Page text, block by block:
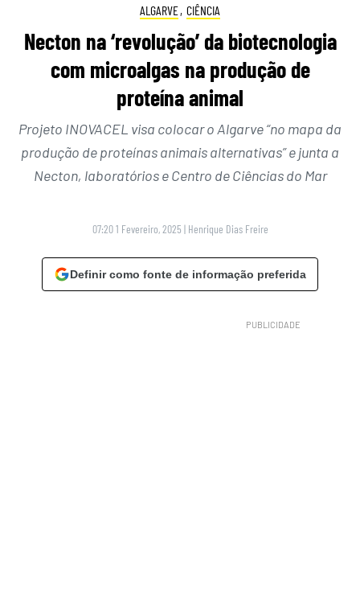
ALGARVE, CIÊNCIA
Necton na ‘revolução’ da biotecnologia
com microalgas na produção de
proteína animal
Projeto INOVACEL visa colocar o Algarve “no mapa da
produção de proteínas animais alternativas” e junta a
Necton, laboratórios e Centro de Ciências do Mar
07:20 1 Fevereiro, 2025 | Henrique Dias Freire
Definir como fonte de informação preferida